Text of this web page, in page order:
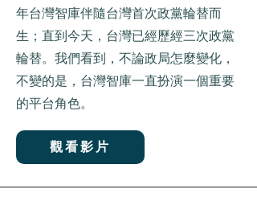
年台灣智庫伴隨台灣首次政黨輪替而
生；直到今天，台灣已經歷經三次政黨
輪替。我們看到，不論政局怎麼變化，
不變的是，台灣智庫一直扮演一個重要
的平台角色。
觀看影片